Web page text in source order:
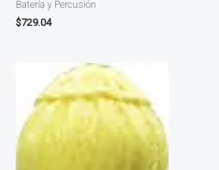
Batería y Percusión
$729.04